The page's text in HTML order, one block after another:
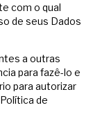
com o qual
de seus Dados
a outras
para fazê-lo e
para autorizar
de